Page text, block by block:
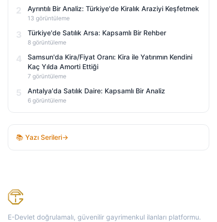
2 Ayrıntılı Bir Analiz: Türkiye'de Kiralık Araziyi Keşfetmek
13 görüntüleme
3 Türkiye'de Satılık Arsa: Kapsamlı Bir Rehber
8 görüntüleme
4
Samsun'da Kira/Fiyat Oranı: Kira ile Yatırımın Kendini
Kaç Yılda Amorti Ettiği
7 görüntüleme
5 Antalya'da Satılık Daire: Kapsamlı Bir Analiz
6 görüntüleme
📚 Yazı Serileri→
E-Devlet doğrulamalı, güvenilir gayrimenkul ilanları platformu.